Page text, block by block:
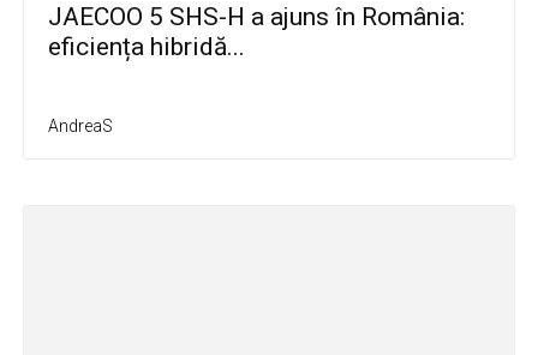
JAECOO 5 SHS-H a ajuns în România:
eficiența hibridă...
AndreaS